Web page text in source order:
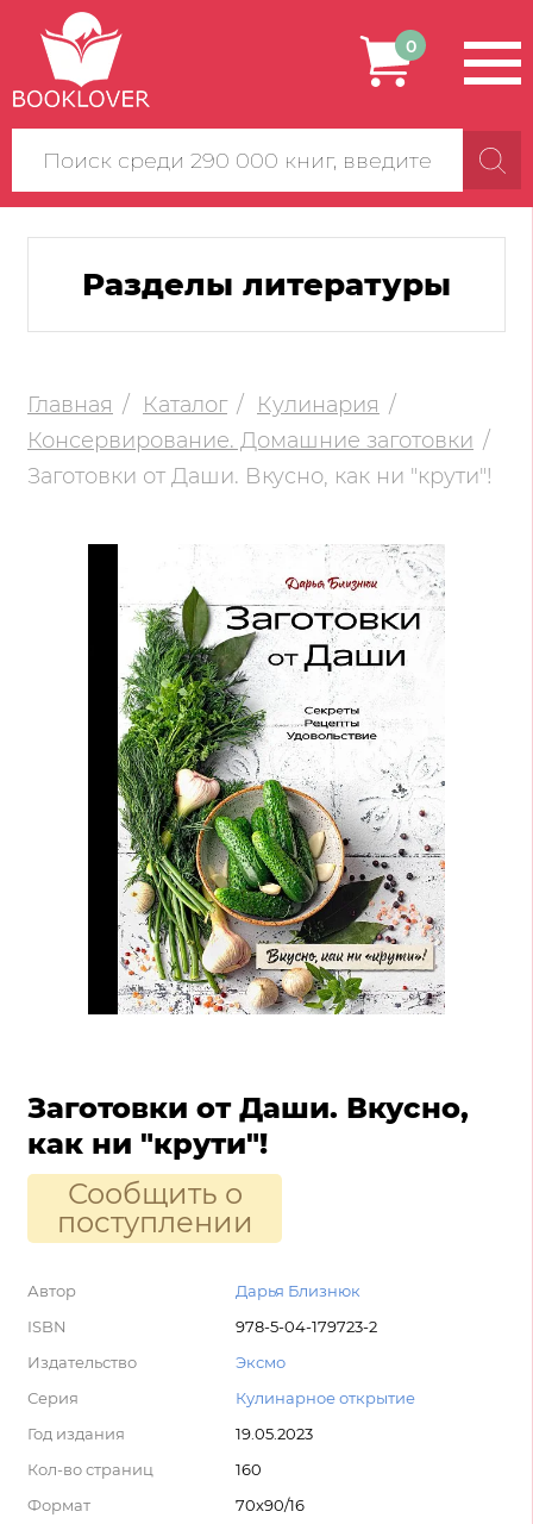
Поиск
по
сайту
0
Разделы литературы
Главная Каталог
Кулинария
Консервирование. Домашние заготовки
Заготовки от Даши. Вкусно, как ни "крути"!
Заготовки от Даши. Вкусно,
как ни "крути"!
Сообщить о
поступлении
Автор
Дарья Близнюк
ISBN
978-5-04-179723-2
Издательство
Эксмо
Серия
Кулинарное открытие
Год издания
19.05.2023
Кол-во страниц
160
Формат
70x90/16